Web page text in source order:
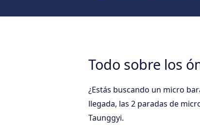
Todo sobre los
¿Estás buscando un micro
llegada, las 2 paradas de
Taunggyi.